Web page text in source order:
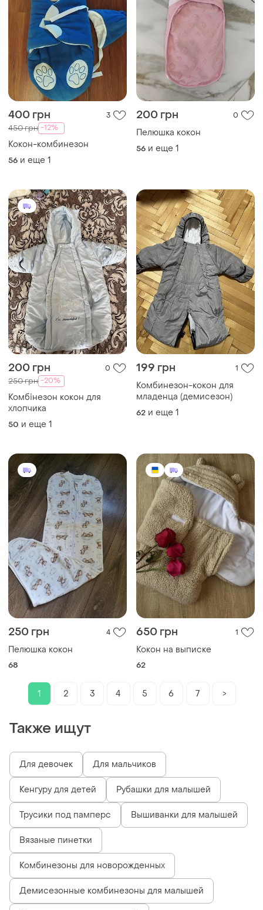
400 грн 3
450 грн -12%
Кокон-комбинезон
56 и еще 1
200 грн 0
Пелюшка кокон
56 и еще 1
200 грн 0
250 грн -20%
Комбінезон кокон для
хлопчика
50 и еще 1
199 грн 1
Комбинезон-кокон для
младенца (демисезон)
62 и еще 1
250 грн 4
Пелюшка кокон
68
650 грн 1
Кокон на выписке
62
1 2 3 4 5 6 7 >
Также ищут
Для девочек Для мальчиков
Кенгуру для детей Рубашки для малышей
Трусики под памперс Вышиванки для малышей
Вязаные пинетки
Комбинезоны для новорожденных
Демисезонные комбинезоны для малышей